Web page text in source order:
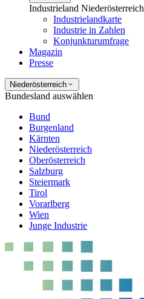
Industrieland Niederösterreich
Industrielandkarte
Industrie in Zahlen
Konjunkturumfrage
Magazin
Presse
Niederösterreich
Bundesland auswählen
Bund
Burgenland
Kärnten
Niederösterreich
Oberösterreich
Salzburg
Steiermark
Tirol
Vorarlberg
Wien
Junge Industrie